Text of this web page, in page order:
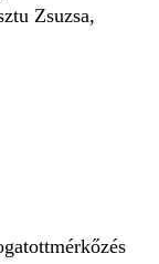
Zsuzsa,